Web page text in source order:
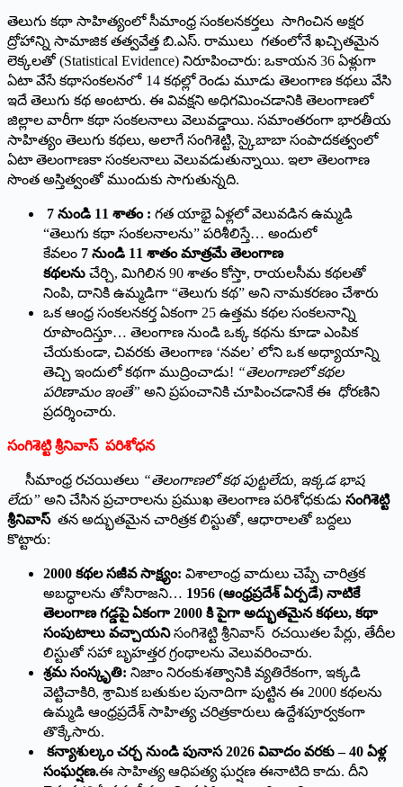
తెలుగు కథా సాహిత్యంలో సీమాంధ్ర సంకలనకర్తలు సాగించిన అక్షర
ద్రోహాన్ని సామాజిక తత్వవేత్త బి.ఎస్. రాములు గతంలోనే ఖచ్చితమైన
లెక్కలతో (Statistical Evidence) నిరూపించారు: ఒకాయన 36 ఏళ్లుగా
ఏటా వేసే కథాసంకలనం ో 14 కథల్లో రెండు మూడు తెలంగాణ కథలు వేసి
ఇదే తెలుగు కథ అంటారు. ఈ వివక్షని అధిగమించడానికి తెలంగాణలో
జిల్లాల వారీగా కథా సంకలనాలు వెలువడ్డాయి. సమాంతరంగా భారతీయ
సాహిత్యం తెలుగు కథలు, అలాగే సంగిశెట్టి, స్కైబాబా సంపాదకత్వంలో
ఏటా తెలంగాణకా సంకలనాలు వెలువడుతున్నాయి. ఇలా తెలంగాణ
సొంత అస్తిత్వంతో ముందుకు సాగుతున్నది.
7 నుండి 11 శాతం : గత యాభై ఏళ్లలో వెలువడిన ఉమ్మడి
“తెలుగు కథా సంకలనాలను” పరిశీలిస్తే… అందులో
కేవలం 7 నుండి 11 శాతం మాత్రమే తెలంగాణ
కథలను చేర్చి, మిగిలిన 90 శాతం కోస్తా, రాయలసీమ కథలతో
నింపి, దానికి ఉమ్మడిగా “తెలుగు కథ” అని నామకరణం చేశారు
ఒక ఆంధ్ర సంకలనకర్త ఏకంగా 25 ఉత్తమ కథల సంకలనాన్ని
రూపొందిస్తూ… తెలంగాణ నుండి ఒక్క కథను కూడా ఎంపిక
చేయకుండా, చివరకు తెలంగాణ ‘నవల’ లోని ఒక అధ్యాయాన్ని
తెచ్చి ఇందులో కథగా ముద్రించాడు! “తెలంగాణలో కథల
పరిణామం ఇంతే” అని ప్రపంచానికి చూపించడానికే ఈ ధోరణిని
ప్రదర్శించారు.
సంగిశెట్టి శ్రీనివాస్ పరిశోధన
సీమాంధ్ర రచయితలు “తెలంగాణలో కథ పుట్టలేదు ఇక్కడ భాష
లేదు” అని చేసిన ప్రచారాలను ప్రముఖ తెలంగాణ పరిశోధకుడు సంగిశెట్టి
శ్రీనివాస్తన అద్భుతమైన చారిత్రక లిస్టుతో, ఆధారాలతో బద్దలు
కొట్టారు:
2000 కథల సజీవ సాక్ష్యం: విశాలాంధ్ర వాదులు చెప్పే చారిత్రక
అబద్ధాలను తోసిరాజని… 1956 (ఆంధ్రప్రదేశ్ ఏర్పడే) నాటికే
తెలంగాణ గడ్డపై ఏకంగా 2000 కి పైగా అద్భుతమైన కథలు, కథా
సంపుటాలు వచ్చాయనిసంగిశెట్టి శ్రీనివాస్ రచయితల పేర్లు, తేదీల
లిస్టుతో సహా బృహత్తర గ్రంథాలను వెలువరించారు.
శ్రమ సంస్కృతి: నిజాం నిరంకుశత్వానికి వ్యతిరేకంగా, ఇక్కడి
వెట్టిచాకిరి, శ్రామిక బతుకుల పునాదిగా పుట్టిన ఈ 2000 కథలను
ఉమ్మడి ఆంధ్రప్రదేశ్ సాహిత్య చరిత్రకారులు ఉద్దేశపూర్వకంగా
తొక్కేసారు.
కన్యాశుల్కం చర్చ నుండి పునాస2026 వివాదం వరకు– 40 ఏళ్ల
సంఘర్షణ.ఈ సాహిత్య ఆధిపత్య ఘర్షణ ఈనాటిది కాదు. దీని